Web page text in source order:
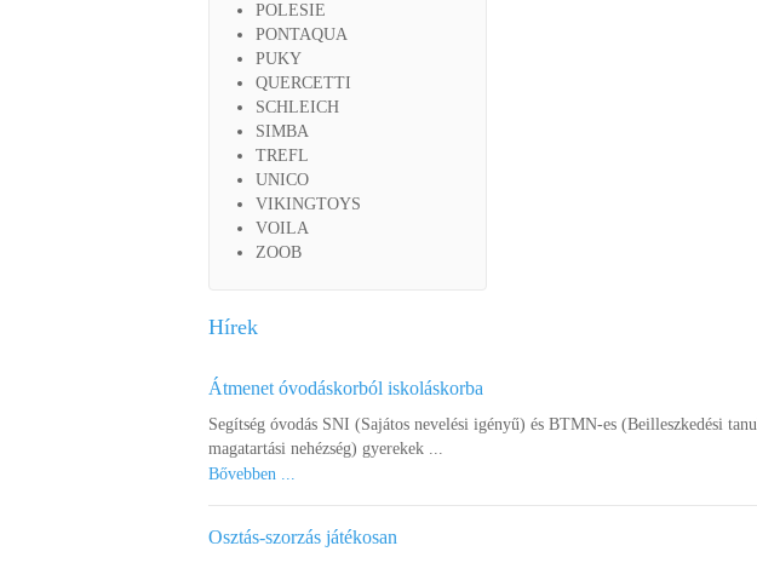
POLESIE
PONTAQUA
PUKY
QUERCETTI
SCHLEICH
SIMBA
TREFL
UNICO
VIKINGTOYS
VOILA
ZOOB
Hírek
Átmenet óvodáskorból iskoláskorba
Segítség óvodás SNI (Sajátos nevelési igényű) és BTMN-es (Beilleszkedési
magatartási nehézség) gyerekek ...
Bővebben ...
Osztás-szorzás játékosan